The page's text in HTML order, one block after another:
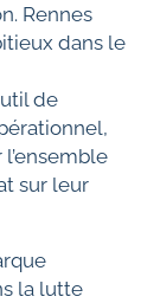
Rennes
dans le
de
sur leur
la lutte